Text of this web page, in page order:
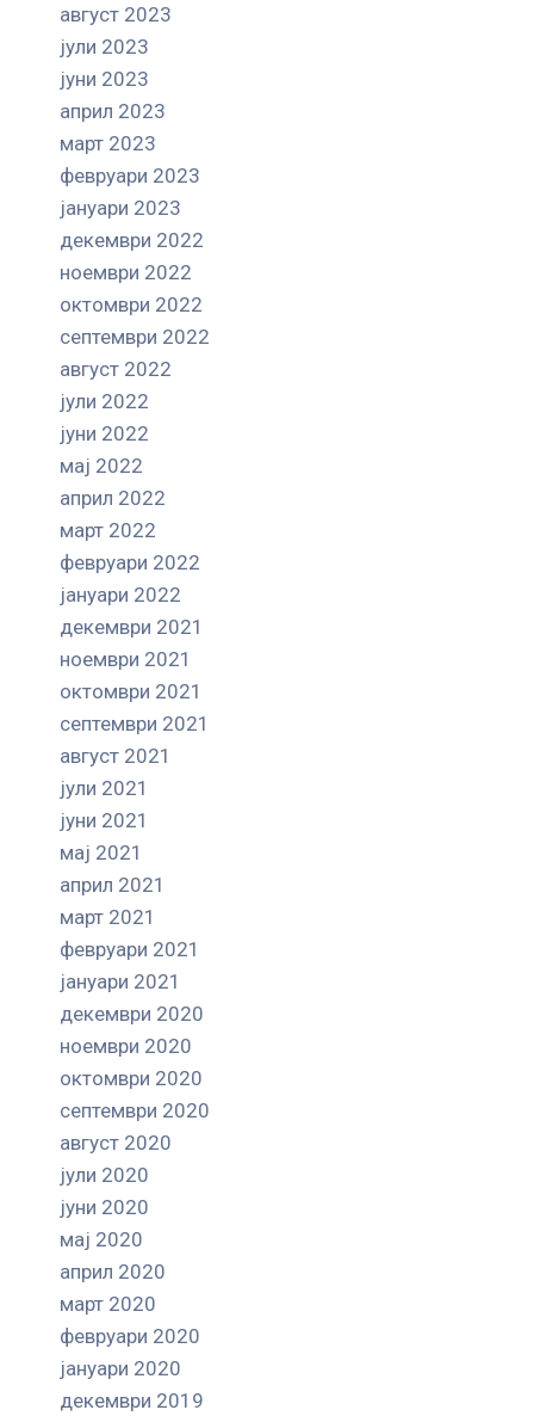
август 2023
јули 2023
јуни 2023
април 2023
март 2023
февруари 2023
јануари 2023
декември 2022
ноември 2022
октомври 2022
септември 2022
август 2022
јули 2022
јуни 2022
мај 2022
април 2022
март 2022
февруари 2022
јануари 2022
декември 2021
ноември 2021
октомври 2021
септември 2021
август 2021
јули 2021
јуни 2021
мај 2021
април 2021
март 2021
февруари 2021
јануари 2021
декември 2020
ноември 2020
октомври 2020
септември 2020
август 2020
јули 2020
јуни 2020
мај 2020
април 2020
март 2020
февруари 2020
јануари 2020
декември 2019